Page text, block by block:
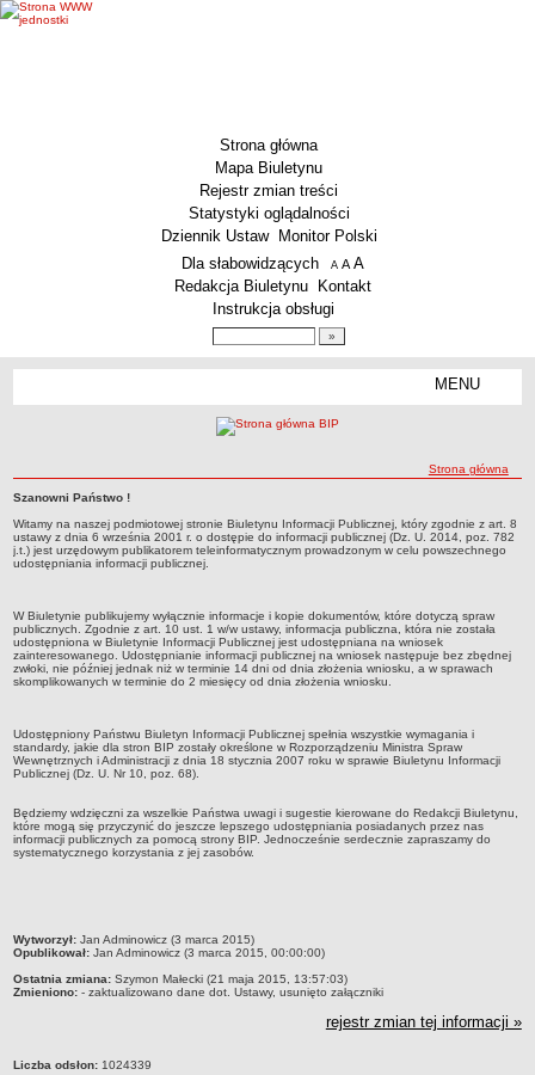
Strona główna
Mapa Biuletynu
Rejestr zmian treści
Statystyki oglądalności
Dziennik Ustaw
Monitor Polski
Menu dodatkowe
Dla słabowidzących A pomniejsz czcionkę
A standardowy rozmiar czcionki
A
Redakcja Biuletynu
Kontakt
Instrukcja obsługi
MENU
KSeF – wystawianie faktur dla MCS Wrocław
Status prawny
Struktura organizacyjna
Działalność
Dokumenty organizacyjne
Majątek
Archiwum postępowań
Praca
RODO
Kontrole
Deklaracja dostępności
Platforma zakupowa
Plan postepowań o udzielenie zamówień na rok 2026
ścieżka nawigacji
Strona główna
Strona główna
Szanowni Państwo !
Witamy na naszej podmiotowej stronie Biuletynu Informacji Publicznej, który zgodnie z art. 8
ustawy z dnia 6 września 2001 r. o dostępie do informacji publicznej (Dz. U. 2014, poz. 782
j.t.) jest urzędowym publikatorem teleinformatycznym prowadzonym w celu powszechnego
udostępniania informacji publicznej.
W Biuletynie publikujemy wyłącznie informacje i kopie dokumentów, które dotyczą spraw
publicznych. Zgodnie z art. 10 ust. 1 w/w ustawy, informacja publiczna, która nie została
udostępniona w Biuletynie Informacji Publicznej jest udostępniana na wniosek
zainteresowanego. Udostępnianie informacji publicznej na wniosek następuje bez zbędnej
zwłoki, nie później jednak niż w terminie 14 dni od dnia złożenia wniosku, a w sprawach
skomplikowanych w terminie do 2 miesięcy od dnia złożenia wniosku.
Udostępniony Państwu Biuletyn Informacji Publicznej spełnia wszystkie wymagania i
standardy, jakie dla stron BIP zostały określone w Rozporządzeniu Ministra Spraw
Wewnętrznych i Administracji z dnia 18 stycznia 2007 roku w sprawie Biuletynu Informacji
Publicznej (Dz. U. Nr 10, poz. 68).
Będziemy wdzięczni za wszelkie Państwa uwagi i sugestie kierowane do Redakcji Biuletynu,
które mogą się przyczynić do jeszcze lepszego udostępniania posiadanych przez nas
informacji publicznych za pomocą strony BIP. Jednocześnie serdecznie zapraszamy do
systematycznego korzystania z jej zasobów.
metryczka
Wytworzył: Jan Adminowicz (3 marca 2015)
Opublikował: Jan Adminowicz (3 marca 2015, 00:00:00)
Ostatnia zmiana: Szymon Małecki (21 maja 2015, 13:57:03)
Zmieniono: - zaktualizowano dane dot. Ustawy, usunięto załączniki
rejestr zmian tej informacji »
Liczba odsłon: 1024339